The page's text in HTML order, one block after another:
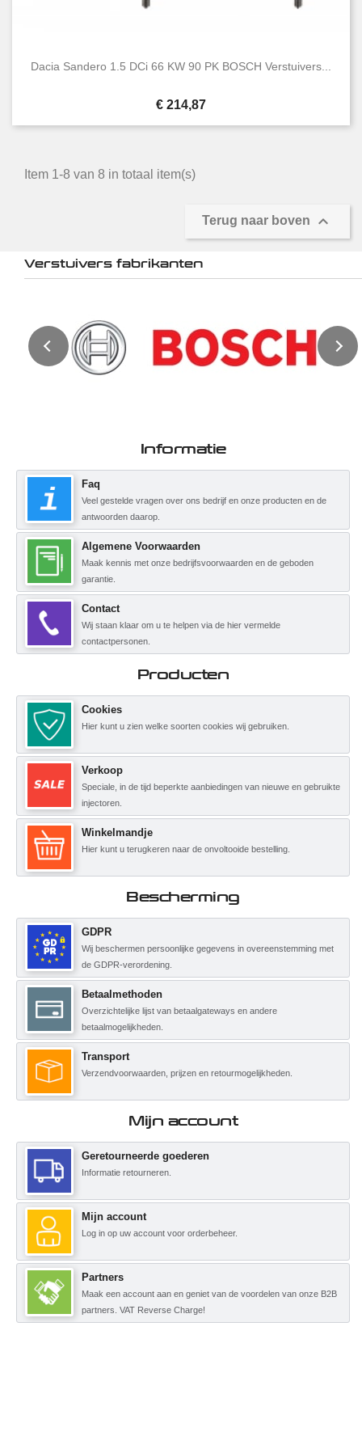
Dacia Sandero 1.5 DCi 66 KW 90 PK BOSCH Verstuivers...
Prijs
€ 214,87
Item 1-8 van 8 in totaal item(s)
Terug naar boven 
Verstuivers fabrikanten
Informatie
Faq
Veel gestelde vragen over ons bedrijf en onze producten en de
antwoorden daarop.
Algemene Voorwaarden
Maak kennis met onze bedrijfsvoorwaarden en de geboden
garantie.
Contact
Wij staan klaar om u te helpen via de hier vermelde
contactpersonen.
Producten
Cookies
Hier kunt u zien welke soorten cookies wij gebruiken.
Verkoop
Speciale, in de tijd beperkte aanbiedingen van nieuwe en gebruikte
injectoren.
Winkelmandje
Hier kunt u terugkeren naar de onvoltooide bestelling.
Bescherming
GDPR
Wij beschermen persoonlijke gegevens in overeenstemming met
de GDPR-verordening.
Betaalmethoden
Overzichtelijke lijst van betaalgateways en andere
betaalmogelijkheden.
Transport
Verzendvoorwaarden, prijzen en retourmogelijkheden.
Mijn account
Geretourneerde goederen
Informatie retourneren.
Mijn account
Log in op uw account voor orderbeheer.
Partners
Maak een account aan en geniet van de voordelen van onze B2B
partners. VAT Reverse Charge!